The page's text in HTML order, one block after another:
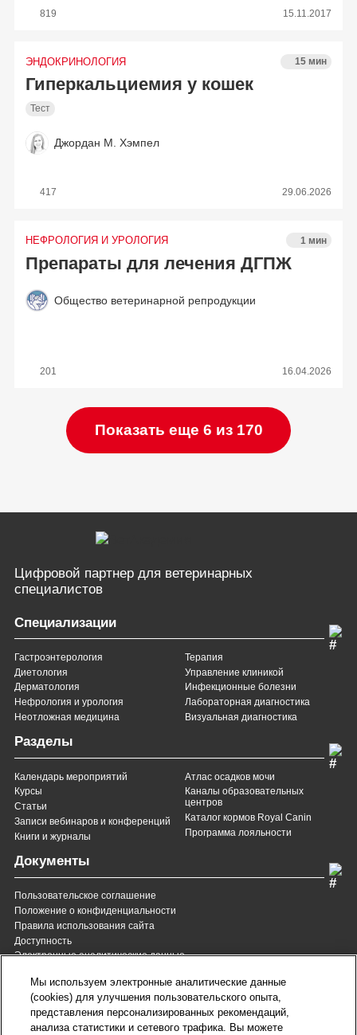
819 15.11.2017
ЭНДОКРИНОЛОГИЯ 15 мин
Гиперкальциемия у кошек
Тест
Джордан М. Хэмпел
417 29.06.2026
НЕФРОЛОГИЯ И УРОЛОГИЯ 1 мин
Препараты для лечения ДГПЖ
Общество ветеринарной репродукции
201 16.04.2026
Показать еще 6 из 170
Цифровой партнер для ветеринарных
специалистов
Специализации
Гастроэнтерология
Диетология
Дерматология
Нефрология и урология
Неотложная медицина
Терапия
Управление клиникой
Инфекционные болезни
Лабораторная диагностика
Визуальная диагностика
Разделы
Календарь мероприятий
Курсы
Статьи
Записи вебинаров и конференций
Книги и журналы
Атлас осадков мочи
Каналы образовательных
центров
Каталог кормов Royal Canin
Программа лояльности
Документы
Пользовательское соглашение
Положение о конфиденциальности
Правила использования сайта
Доступность
Электронные аналитические данные
8 (800) 200-37-35
Служба Заботы для России
звонок бесплатный для
всех регионов России
8 (820) 007-137-35
Служба Заботы для
Республики Беларусь
contact@royalcanin.ru
Мы используем электронные аналитические данные
(cookies) для улучшения пользовательского опыта,
представления персонализированных рекомендаций,
анализа статистики и сетевого трафика. Вы можете